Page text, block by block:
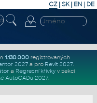
CZ | SK| EN | DE
1.130.000registrovaných
2027a pro Revit 2027.
a Regresní křivkyv sekci
AutoCADu 2027.